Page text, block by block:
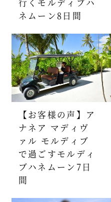
行くモルディブハ
ネムーン8日間
【お客様の声】ア
ナネア マディヴ
ァル モルディブ
で過ごすモルディ
ブハネムーン7日
間